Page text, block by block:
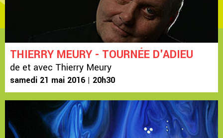
THIERRY MEURY - TOURNÉE D'ADIEU
de et avec Thierry Meury
samedi 21 mai 2016 | 20h30